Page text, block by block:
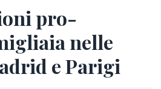
pro-
nelle
e Parigi